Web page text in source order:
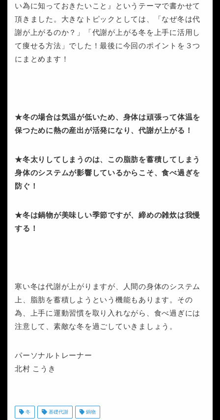
い為に知っておきたいこと』というテーマで書かせて
頂きました。大きなトピックとしては、「なぜ冬は代
謝が上がるのか？」「代謝が上がる冬を上手に活用し
て痩せる方法」でした！最後に今回のポイントを３つ
にまとめます！
★冬の場合は気温が低いため、身体は頑張って体温を
保つために熱の産出が活発になり、代謝が上がる！
★冬太りしてしまうのは、この脂肪を蓄積してしまう
身体のシステムが影響しているからこそ、食べ過ぎを
防ぐ！
★冬は鍋物が美味しい季節ですが、締めの雑炊は我慢
する！
寒い冬は代謝が上がりますが、人間の身体のシステム
上、脂肪を蓄積しようという機能もあります。その
為、上手に運動習慣を取り入れながら、食べ過ぎには
注意して、素敵な冬を過ごしていきましょう。
パーソナルトレーナー
北村 こうき
冬 基礎代謝 鍋物